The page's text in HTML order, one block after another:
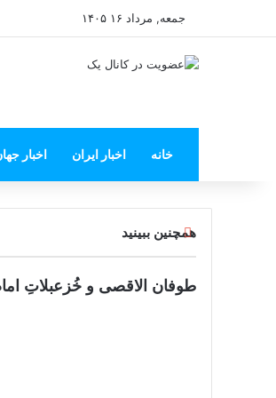
جمعه, مرداد ۱۶ ۱۴۰۵
خانه اخبار ایران اخبار
همچنین ببینید
بستن
طوفان الاقصی و خُزعبلاتِ